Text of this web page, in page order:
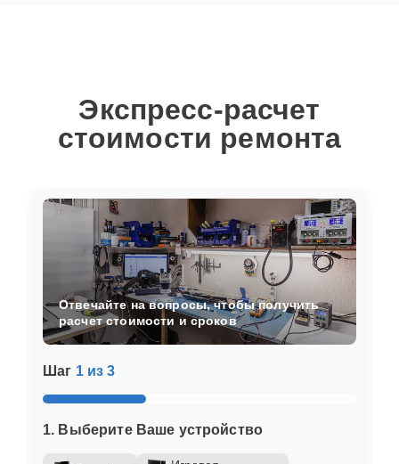
Экспресс-расчет
стоимости ремонта
Шаг 1 из 3
1. Выберите Ваше устройство
Отвечайте на вопросы, чтобы получить
расчет стоимости и сроков